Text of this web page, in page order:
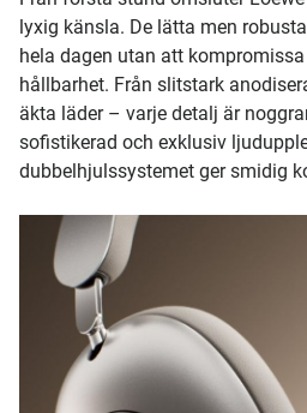
lyxig känsla. De lätta men
hela dagen utan att
hållbarhet. Från slitstark
äkta läder – varje detalj är
sofistikerad och exklusiv
dubbelhjulssystemet ger smidig